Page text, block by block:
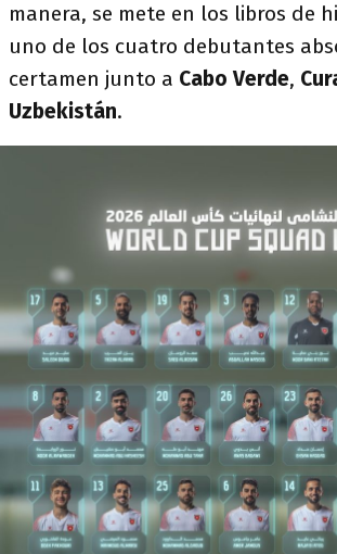
manera, se mete en los libros de
uno de los cuatro debutantes
certamen junto a Cabo Verde,
Uzbekistán.